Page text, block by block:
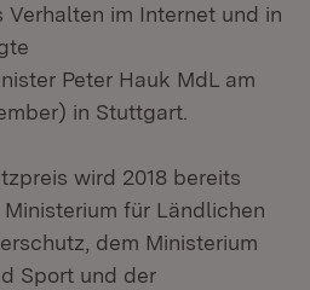
im Internet und in
Peter Hauk MdL am
in Stuttgart.
wird 2018 bereits
für Ländlichen
dem Ministerium
Sport und der